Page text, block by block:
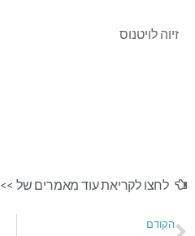
זיוה לויטנוס
לחצו לקריאת עוד מאמרים של >>
הקודם